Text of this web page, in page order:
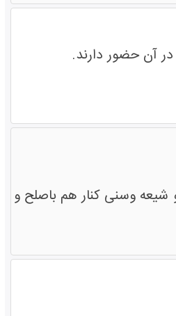
آن حضور دارند.
وسنی کنار هم باصلح و